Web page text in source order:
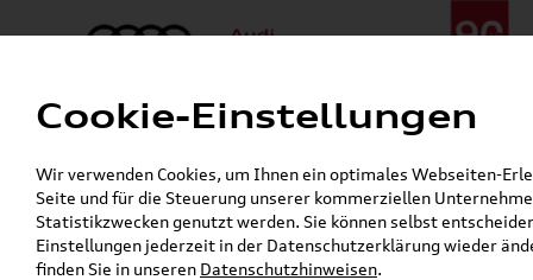
Menü
24h-Pannenhilfe:+49 (0)171 / 870 72 87
Gerade geöffnet
Verkauf:Mo. - Fr. 08:00 - 19:00 Uhr Sa. 09:00 - 13:00 Uhr
Service:Mo. - Fr. 06:00 - 20:00 Uhr Sa. 08:00 - 13:00 Uhr
Cookie-Einstellungen
Wir verwenden Cookies, um Ihnen ein optimales Webseiten-
Seite und für die Steuerung unserer kommerziellen
Statistikzwecken genutzt werden. Sie können selbst
Einstellungen jederzeit in der Datenschutzerklärung wieder
finden Sie in unseren Datenschutzhinweisen.